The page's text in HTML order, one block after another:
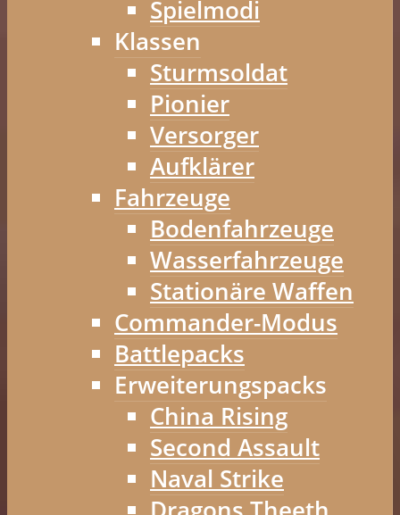
Spielmodi
Klassen
Sturmsoldat
Pionier
Versorger
Aufklärer
Fahrzeuge
Bodenfahrzeuge
Wasserfahrzeuge
Stationäre Waffen
Commander-Modus
Battlepacks
Erweiterungspacks
China Rising
Second Assault
Naval Strike